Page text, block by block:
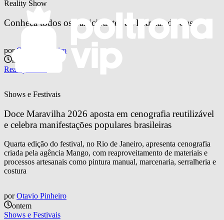
Reality Show
Conheça todos os participantes de Estrelas da Casa
por Otavio Pinheiro
há 22 horas
Reality Show
Shows e Festivais
Doce Maravilha 2026 aposta em cenografia reutilizável
e celebra manifestações populares brasileiras
Quarta edição do festival, no Rio de Janeiro, apresenta cenografia
criada pela agência Mango, com reaproveitamento de materiais e
processos artesanais como pintura manual, marcenaria, serralheria e
costura
por Otavio Pinheiro
ontem
Shows e Festivais